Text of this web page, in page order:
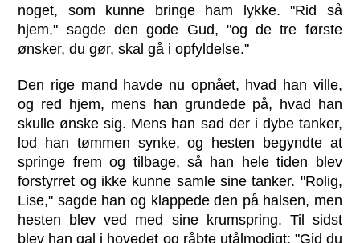
noget, som kunne bringe ham lykke. "Rid så
hjem," sagde den gode Gud, "og de tre første
ønsker, du gør, skal gå i opfyldelse."
Den rige mand havde nu opnået, hvad han ville,
og red hjem, mens han grundede på, hvad han
skulle ønske sig. Mens han sad der i dybe tanker,
lod han tømmen synke, og hesten begyndte at
springe frem og tilbage, så han hele tiden blev
forstyrret og ikke kunne samle sine tanker. "Rolig,
Lise," sagde han og klappede den på halsen, men
hesten blev ved med sine krumspring. Til sidst
blev han gal i hovedet og råbte utålmodigt: "Gid du